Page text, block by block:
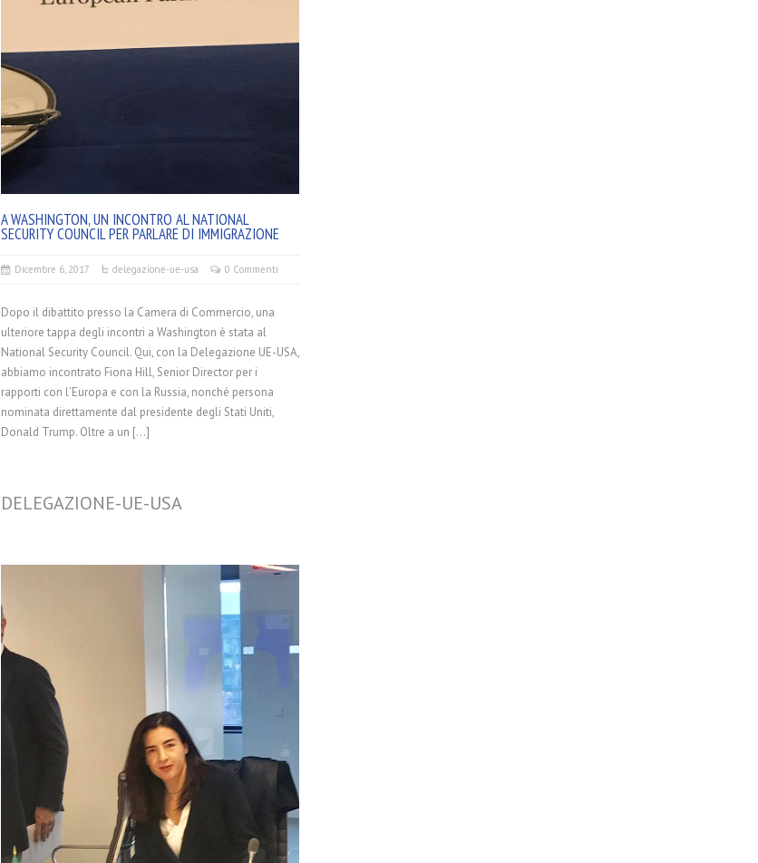
A WASHINGTON, UN INCONTRO AL NATIONAL
SECURITY COUNCIL PER PARLARE DI IMMIGRAZIONE
Dicembre 6, 2017 delegazione-ue-usa 0 Commenti
Dopo il dibattito presso la Camera di Commercio, una
ulteriore tappa degli incontri a Washington è stata al
National Security Council. Qui, con la Delegazione UE-USA,
abbiamo incontrato Fiona Hill, Senior Director per i
rapporti con l’Europa e con la Russia, nonché persona
nominata direttamente dal presidente degli Stati Uniti,
Donald Trump. Oltre a un […]
DELEGAZIONE-UE-USA